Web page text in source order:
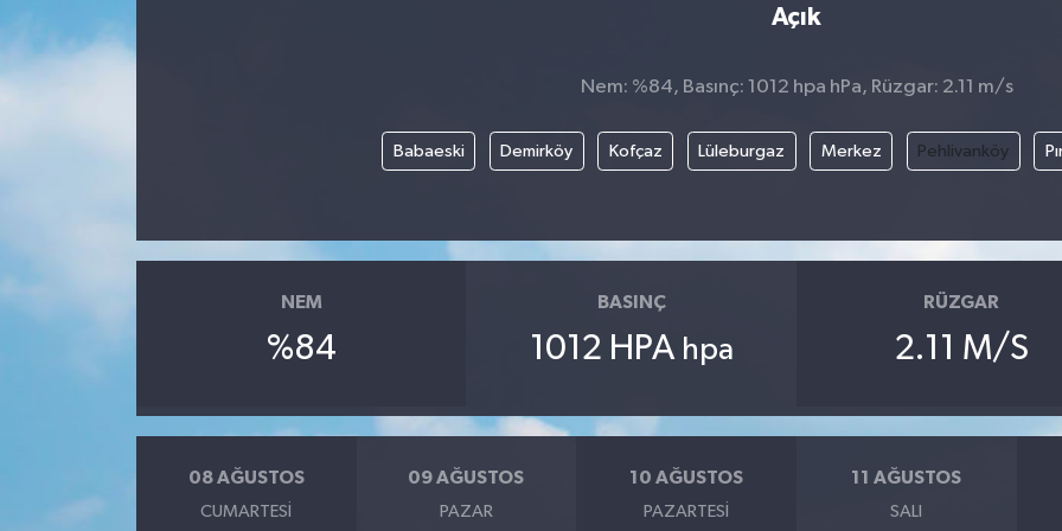
Açık
Nem: %84, Basınç: 1012 hpa hPa, Rüzgar: 2.11 m/s
Babaeski Demirköy Kofçaz Lüleburgaz Merkez Pehlivanköy
NEM
%84
BASINÇ
1012 HPA hpa
RÜZGAR
2.11 M/S
08 AĞUSTOS
CUMARTESI
09 AĞUSTOS
PAZAR
10 AĞUSTOS
PAZARTESI
11 AĞUSTOS
SALI